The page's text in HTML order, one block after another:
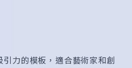
引力的模板，適合藝術家和創